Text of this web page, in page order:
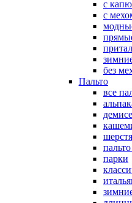
с
с
без
Пальто
все
парки